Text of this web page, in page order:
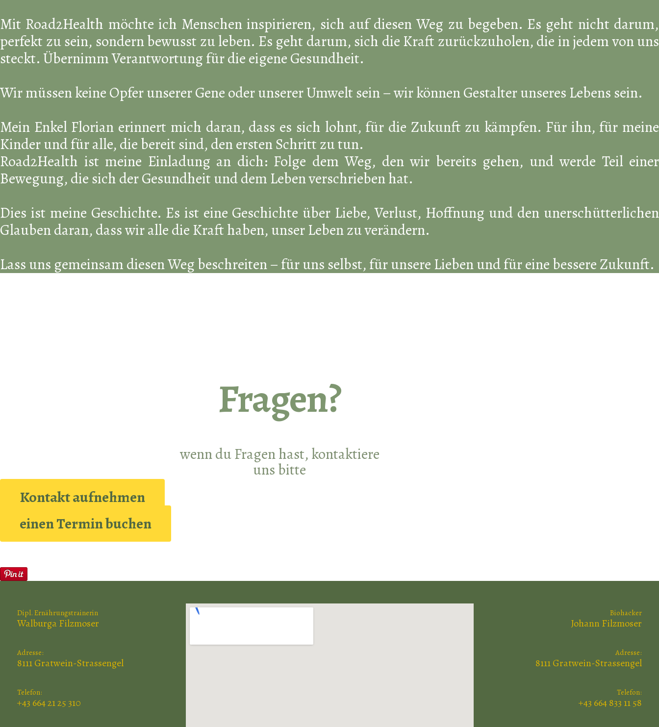
Mit Road2Health möchte ich Menschen inspirieren, sich auf diesen Weg zu begeben. Es geht nicht darum,
perfekt zu sein, sondern bewusst zu leben. Es geht darum, sich die Kraft zurückzuholen, die in jedem von uns
steckt. Übernimm Verantwortung für die eigene Gesundheit.
Wir müssen keine Opfer unserer Gene oder unserer Umwelt sein – wir können Gestalter unseres Lebens sein.
Mein Enkel Florian erinnert mich daran, dass es sich lohnt, für die Zukunft zu kämpfen. Für ihn, für meine
Kinder und für alle, die bereit sind, den ersten Schritt zu tun.
Road2Health ist meine Einladung an dich: Folge dem Weg, den wir bereits gehen, und werde Teil einer
Bewegung, die sich der Gesundheit und dem Leben verschrieben hat.
Dies ist meine Geschichte. Es ist eine Geschichte über Liebe, Verlust, Hoffnung und den unerschütterlichen
Glauben daran, dass wir alle die Kraft haben, unser Leben zu verändern.
Lass uns gemeinsam diesen Weg beschreiten – für uns selbst, für unsere Lieben und für eine bessere Zukunft.
Fragen?
wenn du Fragen hast, kontaktiere
uns bitte
Kontakt aufnehmen
einen Termin buchen
Dipl. Ernährungstrainerin
Walburga Filzmoser
Adresse:
8111 Gratwein-Strassengel
Telefon:
+43 664 21 25 310
Biohacker
Johann Filzmoser
Adresse:
8111 Gratwein-Strassengel
Telefon:
+43 664 833 11 58